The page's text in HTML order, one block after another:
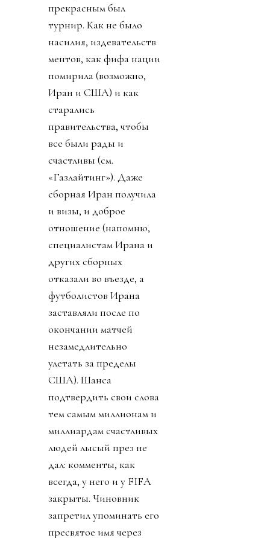
прекрасным был
турнир. Как не было
насилия, издевательств
ментов, как фифа нации
помирила (возможно,
Иран и США) и как
старались
правительства, чтобы
все были рады и
счастливы (см.
«Газлайтинг»). Даже
сборная Иран получила
и визы, и доброе
отношение (напомню,
специалистам Ирана и
других сборных
отказали во въезде, а
футболистов Ирана
заставляли после по
окончании матчей
незамедлительно
улетать за пределы
США). Шанса
подтвердить свои слова
тем самым миллионам и
миллиардам счастливых
людей лысый през не
дал: комменты, как
всегда, у него и у FIFA
закрыты. Чиновник
запретил упоминать его
пресвятое имя через